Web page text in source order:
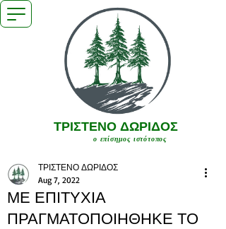
ο επίσημος ιστότοπος
ΤΡΙΣΤΕΝΟ ΔΩΡΙΔΟΣ
ΜΕ ΕΠΙΤΥΧΙΑ
ΠΡΑΓΜΑΤΟΠΟΙΗΘΗΚΕ ΤΟ
ΤΡΙΣΤΕΝΟ ΔΩΡΙΔΟΣ
Aug 7, 2022